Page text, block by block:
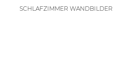
SCHLAFZIMMER WANDBILDER